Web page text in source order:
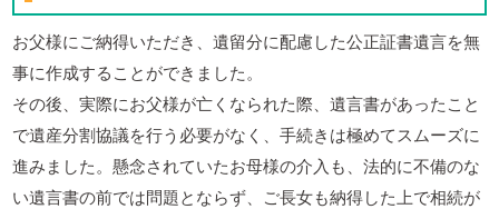
お父様にご納得いただき、遺留分に配慮した公正証書遺言を無
事に作成することができました。
その後、実際にお父様が亡くなられた際、遺言書があったこと
で遺産分割協議を行う必要がなく、手続きは極めてスムーズに
進みました。懸念されていたお母様の介入も、法的に不備のな
い遺言書の前では問題とならず、ご長女も納得した上で相続が